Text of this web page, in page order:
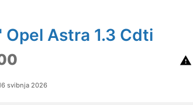
Opel Astra 1.3 Cdti
svibnja 2026